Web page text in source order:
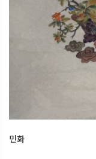
민화
2026.01.04
민화